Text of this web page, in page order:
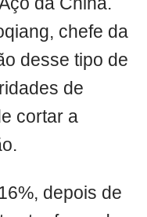
chefe da
desse tipo de
de
cortar a
depois de